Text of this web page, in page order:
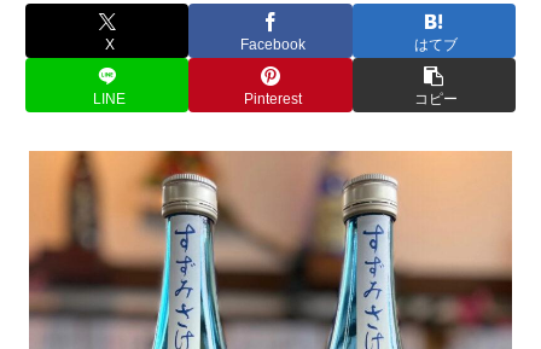
X Facebook はてブ
LINE Pinterest コピー